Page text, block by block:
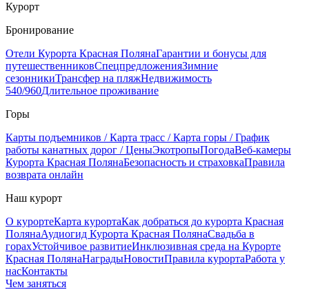
Курорт
Бронирование
Отели Курорта Красная ПолянаГарантии и бонусы для
путешественниковСпецпредложенияЗимние
сезонникиТрансфер на пляжНедвижимость
540/960Длительное проживание
Горы
Карты подъемников / Карта трасс / Карта горы / График
работы канатных дорог / ЦеныЭкотропыПогодаВеб-камеры
Курорта Красная ПолянаБезопасность и страховкаПравила
возврата онлайн
Наш курорт
О курортеКарта курортаКак добраться до курорта Красная
ПолянаАудиогид Курорта Красная ПолянаСвадьба в
горахУстойчивое развитиеИнклюзивная среда на Курорте
Красная ПолянаНаградыНовостиПравила курортаРабота у
насКонтакты
Чем заняться